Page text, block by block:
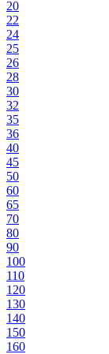
20
22
24
25
26
28
30
32
35
36
40
45
50
60
65
70
80
90
100
110
120
130
140
150
160